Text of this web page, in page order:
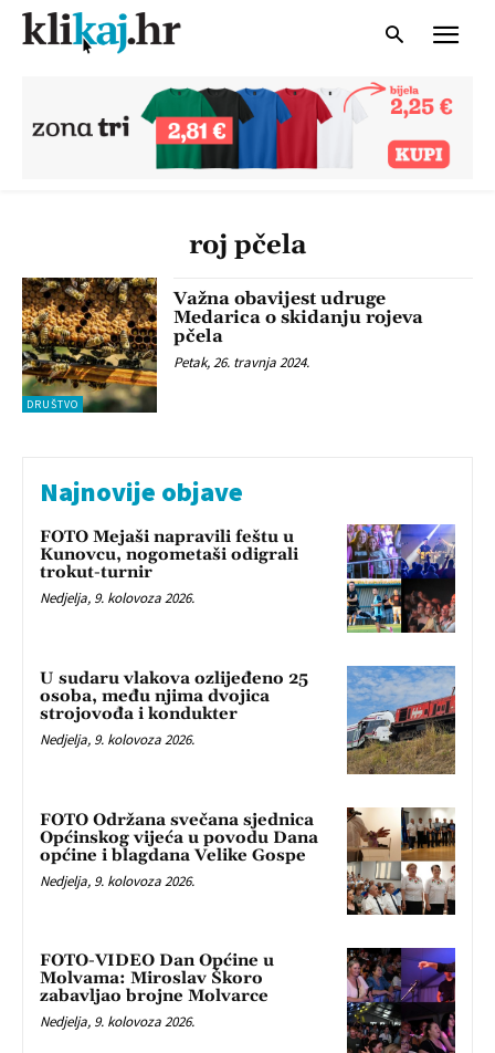
roj pčela
DRUŠTVO
Važna obavijest udruge
Medarica o skidanju rojeva
pčela
Petak, 26. travnja 2024.
Najnovije objave
FOTO Mejaši napravili feštu u
Kunovcu, nogometaši odigrali
trokut-turnir
Nedjelja, 9. kolovoza 2026.
U sudaru vlakova ozlijeđeno 25
osoba, među njima dvojica
strojovođa i kondukter
Nedjelja, 9. kolovoza 2026.
FOTO Održana svečana sjednica
Općinskog vijeća u povodu Dana
općine i blagdana Velike Gospe
Nedjelja, 9. kolovoza 2026.
FOTO-VIDEO Dan Općine u
Molvama: Miroslav Škoro
zabavljao brojne Molvarce
Nedjelja, 9. kolovoza 2026.